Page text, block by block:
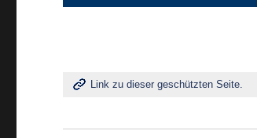
Link zu dieser geschützten Seite.